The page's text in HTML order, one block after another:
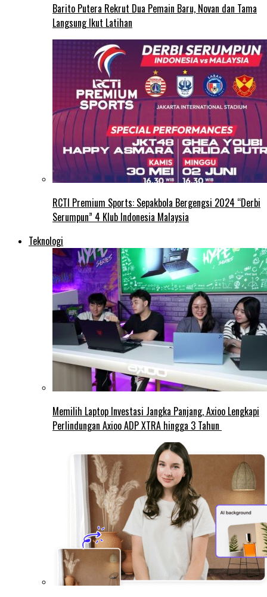
Barito Putera Rekrut Dua Pemain Baru, Novan dan Tama
Langsung Ikut Latihan
RCTI Premium Sports: Sepakbola Bergengsi 2024 “Derbi
Serumpun” 4 Klub Indonesia Malaysia
Teknologi
Memilih Laptop Investasi Jangka Panjang, Axioo Lengkapi
Perlindungan Axioo ADP XTRA hingga 3 Tahun